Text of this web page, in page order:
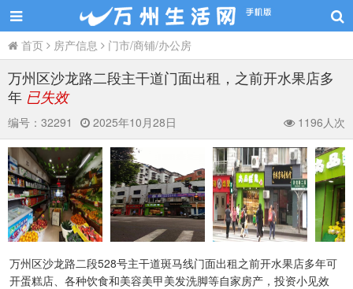
首页 房产信息 门市/商铺/办公房
万州区沙龙路二段主干道门面出租，之前开水果店多
年 已失效
编号： 32291 2025年10月28日 1196人次
万州区沙龙路二段528号主干道斑马线门面出租之前开水果店多年可
开蛋糕店、各种饮食和美容美甲美发洗脚等自家房产，投资小见效